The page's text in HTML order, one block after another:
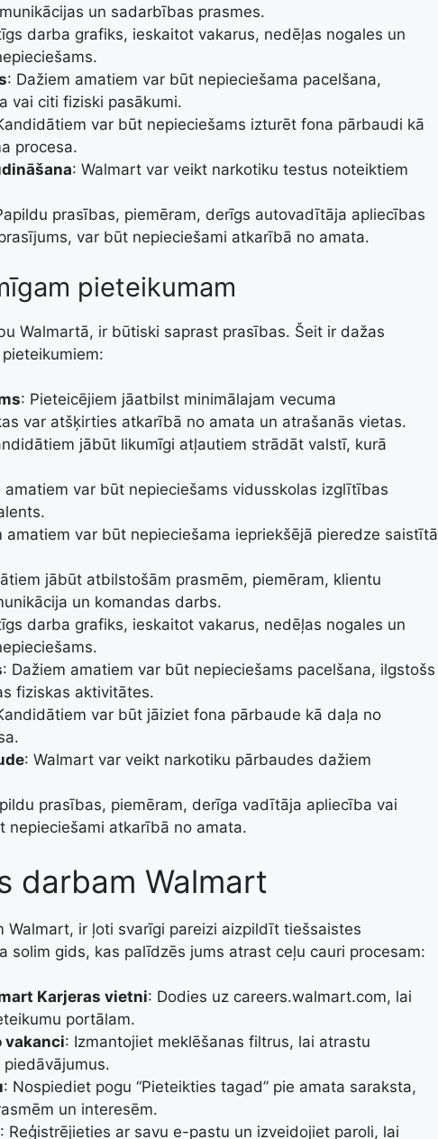
un sadarbības prasmes.
darba grafiks, ieskaitot vakarus, nedēļas nogales un
: Dažiem amatiem var būt nepieciešama pacelšana,
vai citi fiziski pasākumi.
var būt nepieciešams izturēt fona pārbaudi kā
procesa.
: Walmart var veikt narkotiku testus noteiktiem
prasības, piemēram, derīgs autovadītāja apliecības
var būt nepieciešami atkarībā no amata.
pieteikumam
Walmartā, ir būtiski saprast prasības. Šeit ir dažas
: Pieteicējiem jāatbilst minimālajam vecuma
var atšķirties atkarībā no amata un atrašanās vietas.
jābūt likumīgi atļautiem strādāt valstī, kurā
amatiem var būt nepieciešams vidusskolas izglītības
amatiem var būt nepieciešama iepriekšējā pieredze saistītā
jābūt atbilstošām prasmēm, piemēram, klientu
un komandas darbs.
darba grafiks, ieskaitot vakarus, nedēļas nogales un
: Dažiem amatiem var būt nepieciešams pacelšana, ilgstošs
fiziskas aktivitātes.
var būt jāiziet fona pārbaude kā daļa no
: Walmart var veikt narkotiku pārbaudes dažiem
prasības, piemēram, derīga vadītāja apliecība vai
nepieciešami atkarībā no amata.
darbam Walmart
Walmart, ir ļoti svarīgi pareizi aizpildīt tiešsaistes
solim gids, kas palīdzēs jums atrast ceļu cauri procesam:
Karjeras vietni: Dodies uz careers.walmart.com, lai
portālam.
vakanci: Izmantojiet meklēšanas filtrus, lai atrastu
: Nospiediet pogu “Pieteikties tagad” pie amata saraksta,
un interesēm.
: Reģistrējieties ar savu e-pastu un izveidojiet paroli, lai